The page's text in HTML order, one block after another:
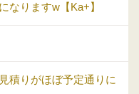
なりますw【Ka+】
積りがほぼ予定通りに